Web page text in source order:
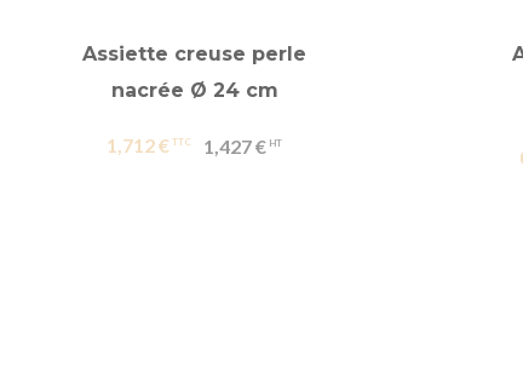
Assiette creuse perle
nacrée Ø 24 cm
1,712 € 1,427 €